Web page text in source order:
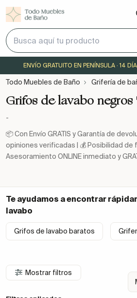
ENVÍO GRATUITO EN PENÍNSULA · 14
Todo Muebles de Baño Grifería de
Grifos de lavabo negros
-
📦 Con Envío GRATIS y Garantía de
opiniones verificadas | 💰 Posibilidad de
Asesoramiento ONLINE inmediato y
Te ayudamos a encontrar
lavabo
Grifos de lavabo baratos
Mostrar filtros